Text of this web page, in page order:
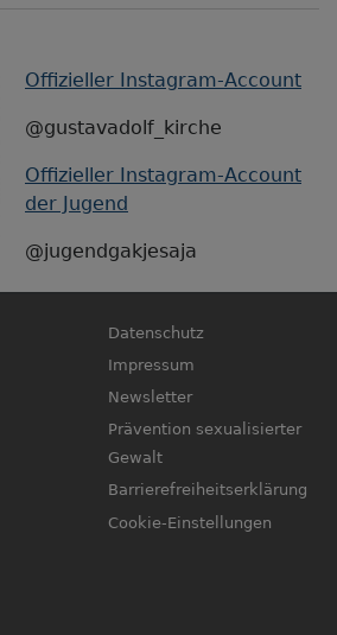
Offizieller Instagram-Account
@gustavadolf_kirche
Offizieller Instagram-Account
der Jugend
@jugendgakjesaja
Fußbereichsmenü
Datenschutz
Impressum
Newsletter
Prävention sexualisierter
Gewalt
Barrierefreiheitserklärung
Cookie-Einstellungen